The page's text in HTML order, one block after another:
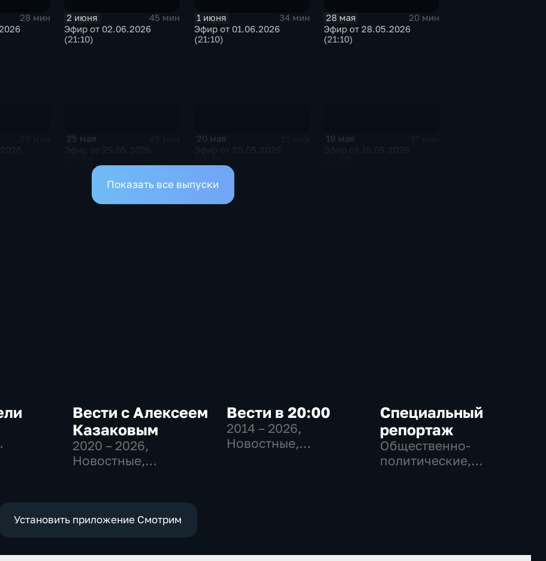
28 мин
2 июня
45 мин
Эфир от 02.06.2026
(21:10)
1 июня
34 мин
Эфир от 01.06.2026
(21:10)
28 мая
20 мин
Эфир от 28.05.2026
(21:10)
25 мая 20 мая 19 мая
Показать все выпуски
Вести с Алексеем
Казаковым
2020 – 2026,
Новостные,
Вести в 20:00
2014 – 2026,
Новостные,
Специальный
репортаж
Общественно-
политические,
Установить приложение Смотрим